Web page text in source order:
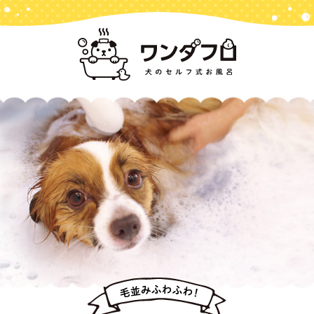
ホーム
バス＆シャワー
ペット用品専用ランドリー
ご利用方法
お客様の声
お知らせ
お問い合わせ
アクセス
プライバシーポリシー